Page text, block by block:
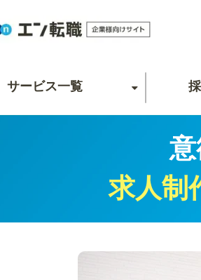
サービス一覧
求人制